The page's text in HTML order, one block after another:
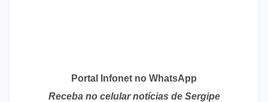
Portal Infonet no WhatsApp
Receba no celular notícias de Sergipe